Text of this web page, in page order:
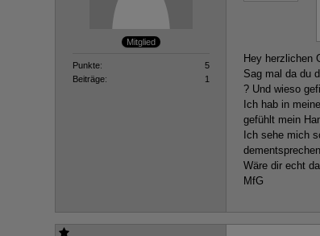
Mitglied
Punkte
5
Beiträge
1
Hey herzlichen
Sag mal da du
? Und wieso
Ich hab in
gefühlt mein
Ich sehe mich
Wäre dir echt
MfG